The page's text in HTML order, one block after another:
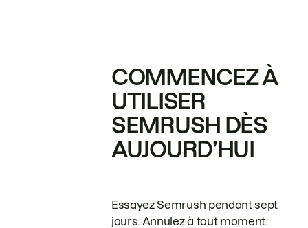
COMMENCEZ À
UTILISER
SEMRUSH DÈS
AUJOURD’HUI
Essayez Semrush pendant sept
jours. Annulez à tout moment.